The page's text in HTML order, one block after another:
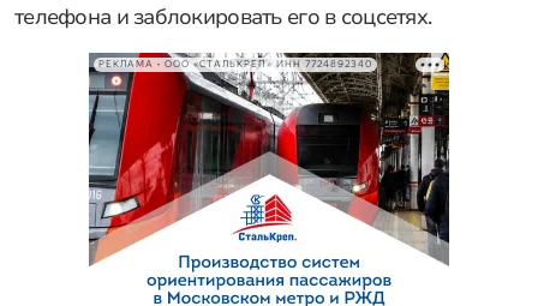
телефона и заблокировать его в соцсетях.
РЕКЛАМА • ООО «СТАЛЬКРЕП» ИНН 7724892340